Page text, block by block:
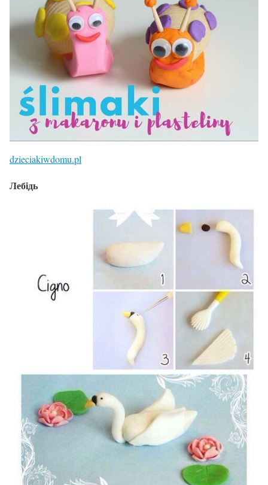
dzieciakiwdomu.pl
Лебідь